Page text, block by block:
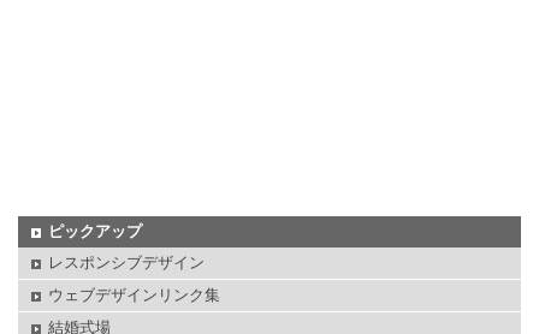
ピックアップ
レスポンシブデザイン
ウェブデザインリンク集
結婚式場